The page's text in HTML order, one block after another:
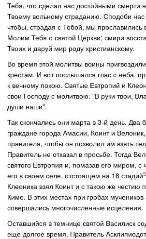
Тебя, что сделал нас достойными смерти
Твоему вольному страданию. Сподоби
чтобы, страдая с Тобой, мы прославились
Молим Тебя о святой Церкви; смири
Твоих и даруй мир роду христианскому.
Во время этой молитвы воины
крестам. И вот послышался глас с неба,
к вечному покою. Святые Евтропий и
свои Господу с молитвою: "В руки твои,
души наши".
Так скончались они марта в 3-й день. Два
граждане города Амасии, Коинт и
правителя, чтобы он позволил им взять
Правитель не отказал в просьбе. Тогда
святого Евтропия и, помазав его миром, с
его в своем селе, отстоящем на 18 стадий5
Клеоника взял Коинт и с такою же честию
Киме. В этих местах при гробах
совершались многочисленные исцеления.
Оставшийся в темнице святой Василиск
еще долгое время. Правитель